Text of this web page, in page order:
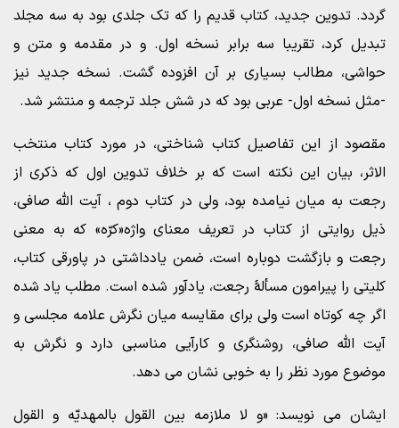
گردد. تدوین جدید، کتاب قدیم را که تک جلدی بود به سه مجلد
تبدیل کرد، تقریبا سه برابر نسخه اول. و در مقدمه و متن و
حواشی، مطالب بسیاری بر آن افزوده گشت. نسخه جدید نیز
-مثل نسخه اول- عربی بود که در شش جلد ترجمه و منتشر شد.
مقصود از این تفاصیل کتاب شناختی، در مورد کتاب منتخب
الاثر، بیان این نکته است که بر خلاف تدوین اول که ذکری از
رجعت به میان نیامده بود، ولی در کتاب دوم ، آیت الله صافی،
ذیل روایتی از کتاب در تعریف معنای واژه«کرّه» که به معنی
رجعت و بازگشت دوباره است، ضمن یادداشتی در پاورقی کتاب،
کلیتی را پیرامون مسألۀ رجعت، یادآور شده است. مطلب یاد شده
اگر چه کوتاه است ولی برای مقایسه میان نگرش علامه مجلسی و
آیت الله صافی، روشنگری و کارآیی مناسبی دارد و نگرش به
موضوع مورد نظر را به خوبی نشان می دهد.
ایشان می نویسد: «و لا ملازمه بین القول بالمهدیّه و القول